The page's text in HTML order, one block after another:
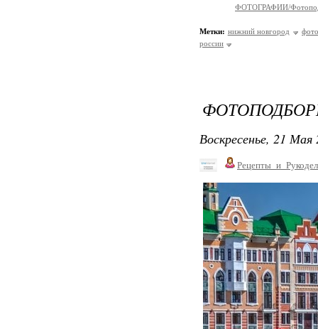
ФОТОГРАФИИ/
Метки: нижний новгород
россии
Воскресенье, 21